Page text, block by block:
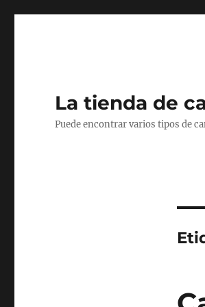
La tienda de
Puede encontrar varios tipos de